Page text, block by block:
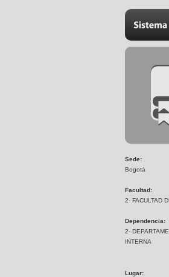
Sede:
Bogotá
Facultad:
2- FACULTAD
Dependencia:
2-
INTERNA
Lugar: